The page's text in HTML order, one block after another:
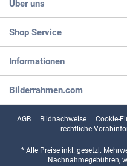
Über uns
Shop Service
Informationen
Bilderrahmen.com
AGB Bildnachweise Cookie-
rechtliche
* Alle Preise inkl. gesetzl.
Nachnahmegebühren,